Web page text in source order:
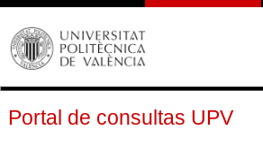
Portal de consultas UPV